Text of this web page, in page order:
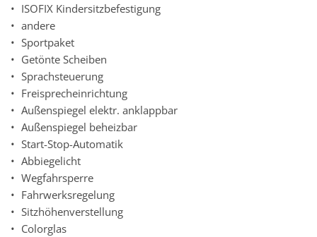
ISOFIX Kindersitzbefestigung
andere
Sportpaket
Getönte Scheiben
Sprachsteuerung
Freisprecheinrichtung
Außenspiegel elektr. anklappbar
Außenspiegel beheizbar
Start-Stop-Automatik
Abbiegelicht
Wegfahrsperre
Fahrwerksregelung
Sitzhöhenverstellung
Colorglas